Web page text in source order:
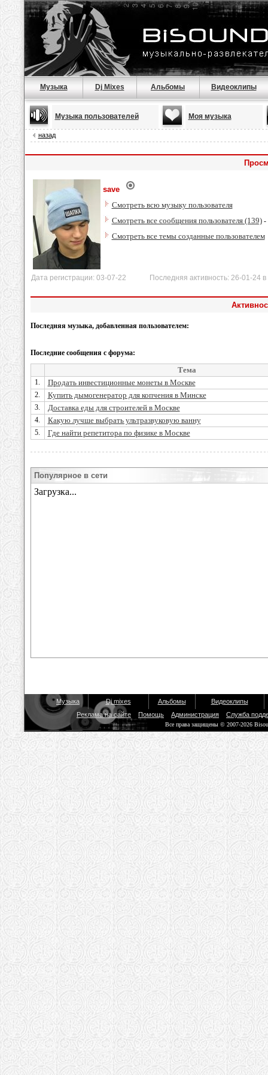
Музыка Dj Mixes Альбомы Видеоклипы
Музыка пользователей Моя музыка
назад
save
Смотреть всю музыку пользователя
Смотреть все сообщения пользователя (139)-
Смотреть все темы созданные пользователем
Дата регистрации: 03-07-22 Последняя активность: 26-01-24 в
Последняя музыка, добавленная пользователем:
Последние сообщения с форума:
Тема
1. Продать инвестиционные монеты в Москве
2. Купить дымогенератор для копчения в Минске
3. Доставка еды для строителей в Москве
4. Какую лучше выбрать ультразвуковую ванну
5. Где найти репетитора по физике в Москве
Популярное в сети
Музыка Dj mixes Альбомы
Видеоклипы
Реклама на сайте
Помощь Администрация Служба
Все права защищены © 2007-2026